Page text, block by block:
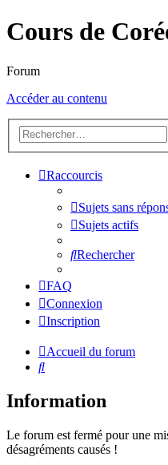
Cours de
Forum
Accéder au contenu
Raccourcis
Sujets sans
Sujets actifs
Rechercher
FAQ
Connexion
Inscription
Accueil du forum
Rechercher
Information
Le forum est fermé pour une
désagréments causés !